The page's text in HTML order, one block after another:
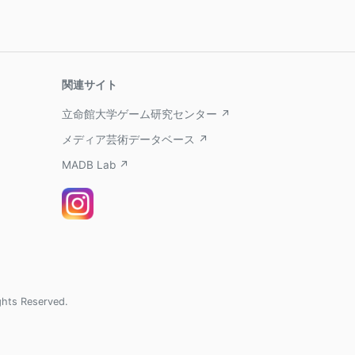
関連サイト
立命館大学ゲーム研究センター ↗
メディア芸術データベース ↗
MADB Lab ↗
Reserved.